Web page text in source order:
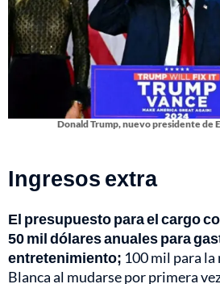
Donald Trump, nuevo presidente de
Ingresos extra
El presupuesto para el cargo
50 mil dólares anuales para
entretenimiento; 100 mil para la
Blanca al mudarse por primera